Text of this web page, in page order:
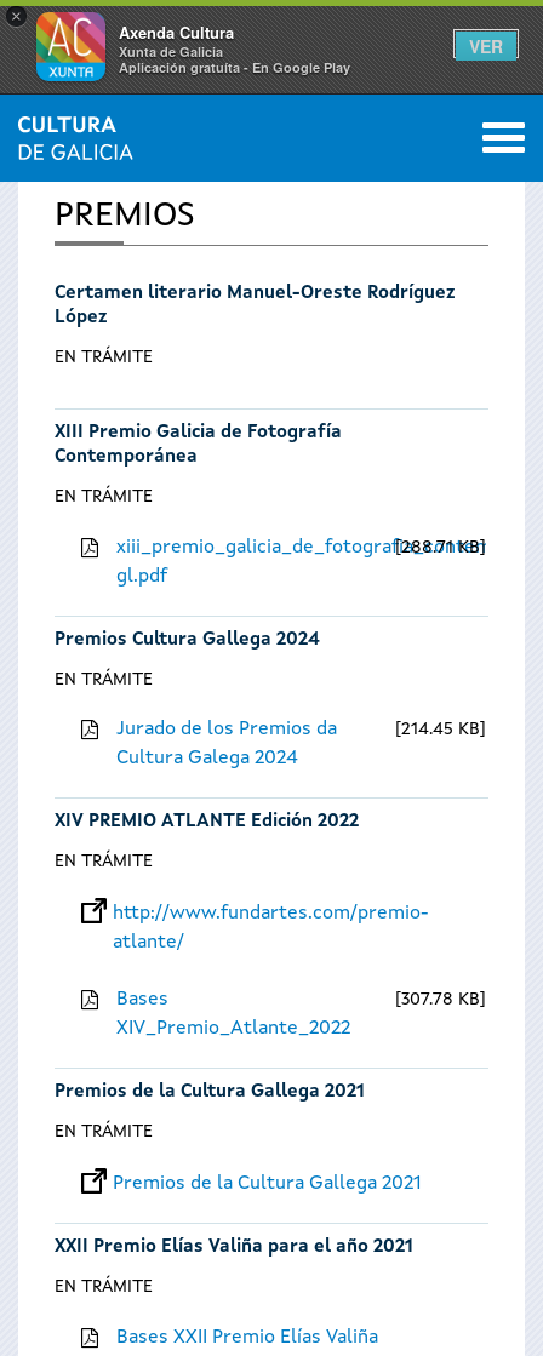
×
Axenda Cultura
Xunta de Galicia
Aplicación gratuíta - En Google Play
VER
Se
encuentra
usted
aquí
INICIO 0
PREMIOS
Certamen literario Manuel-Oreste Rodríguez
López
EN TRÁMITE
XIII Premio Galicia de Fotografía
Contemporánea
EN TRÁMITE
gl.pdf
288.71 KB
Premios Cultura Gallega 2024
EN TRÁMITE
Jurado de los Premios da
Cultura Galega 2024
214.45 KB
XIV PREMIO ATLANTE Edición 2022
EN TRÁMITE
http://www.fundartes.com/premio-
atlante/
Bases
XIV_Premio_Atlante_2022
307.78 KB
Premios de la Cultura Gallega 2021
EN TRÁMITE
Premios de la Cultura Gallega 2021
XXII Premio Elías Valiña para el año 2021
EN TRÁMITE
Bases XXII Premio Elías Valiña